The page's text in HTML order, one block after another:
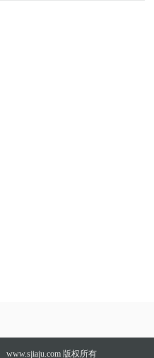
www.sjiaju.com 版权所有